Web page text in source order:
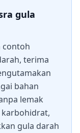
gula
contoh
terima
bahan
lemak
gula darah